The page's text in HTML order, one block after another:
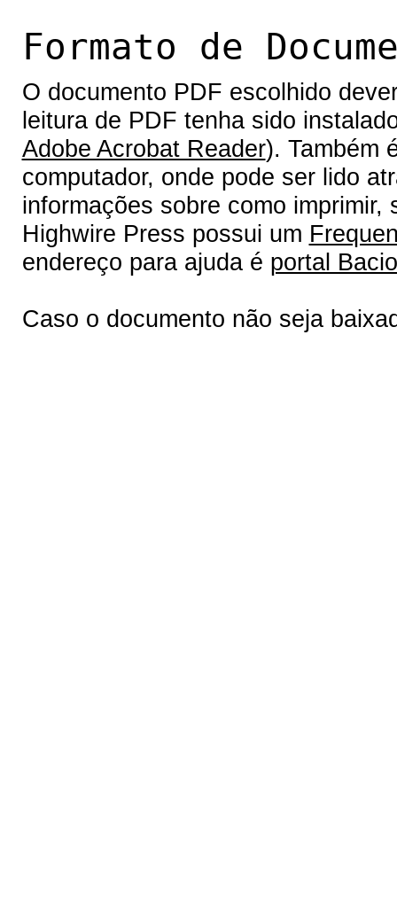
Formato de
O documento PDF escolhido
leitura de PDF tenha sido
Adobe Acrobat Reader). Também
computador, onde pode ser lido
informações sobre como
Highwire Press possui um
endereço para ajuda é portal
Caso o documento não seja